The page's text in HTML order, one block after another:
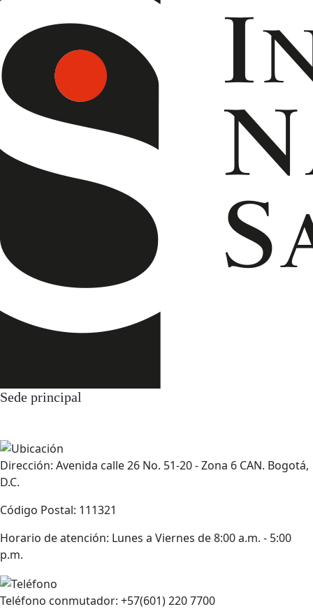
Sede principal
Dirección: Avenida calle 26 No. 51-20 - Zona 6 CAN. Bogotá,
D.C.
Código Postal: 111321
Horario de atención: Lunes a Viernes de 8:00 a.m. - 5:00
p.m.
Teléfono conmutador: +57(601) 220 7700